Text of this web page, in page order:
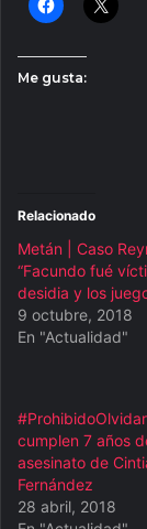
Me gusta:
Relacionado
Metán | Caso
“Facundo fué
desidia y los
9 octubre, 2018
En "Actualidad"
cumplen 7 años
asesinato de
Fernández
28 abril, 2018